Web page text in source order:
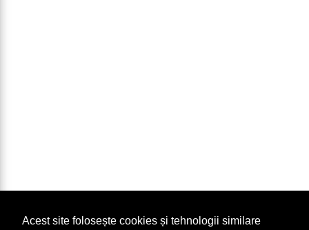
Acest site folosește cookies și tehnologii similare